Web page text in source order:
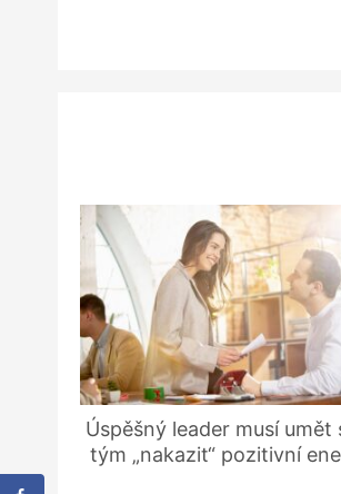
Úspěšný leader musí umět
tým „nakazit“ pozitivní